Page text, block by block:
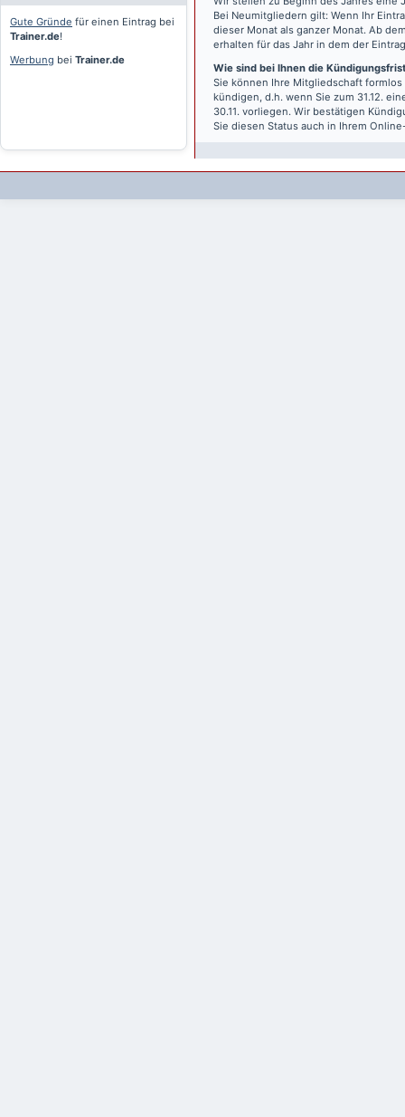
Gute Gründe für einen Eintrag bei
Trainer.de!
Werbung bei Trainer.de
Bei Neumitgliedern gilt: Wenn Ihr
dieser Monat als ganzer Monat. Ab
erhalten für das Jahr in dem der
Wie sind bei Ihnen die
Sie können Ihre Mitgliedschaft
kündigen, d.h. wenn Sie zum 31.12.
30.11. vorliegen. Wir bestätigen
Sie diesen Status auch in Ihrem